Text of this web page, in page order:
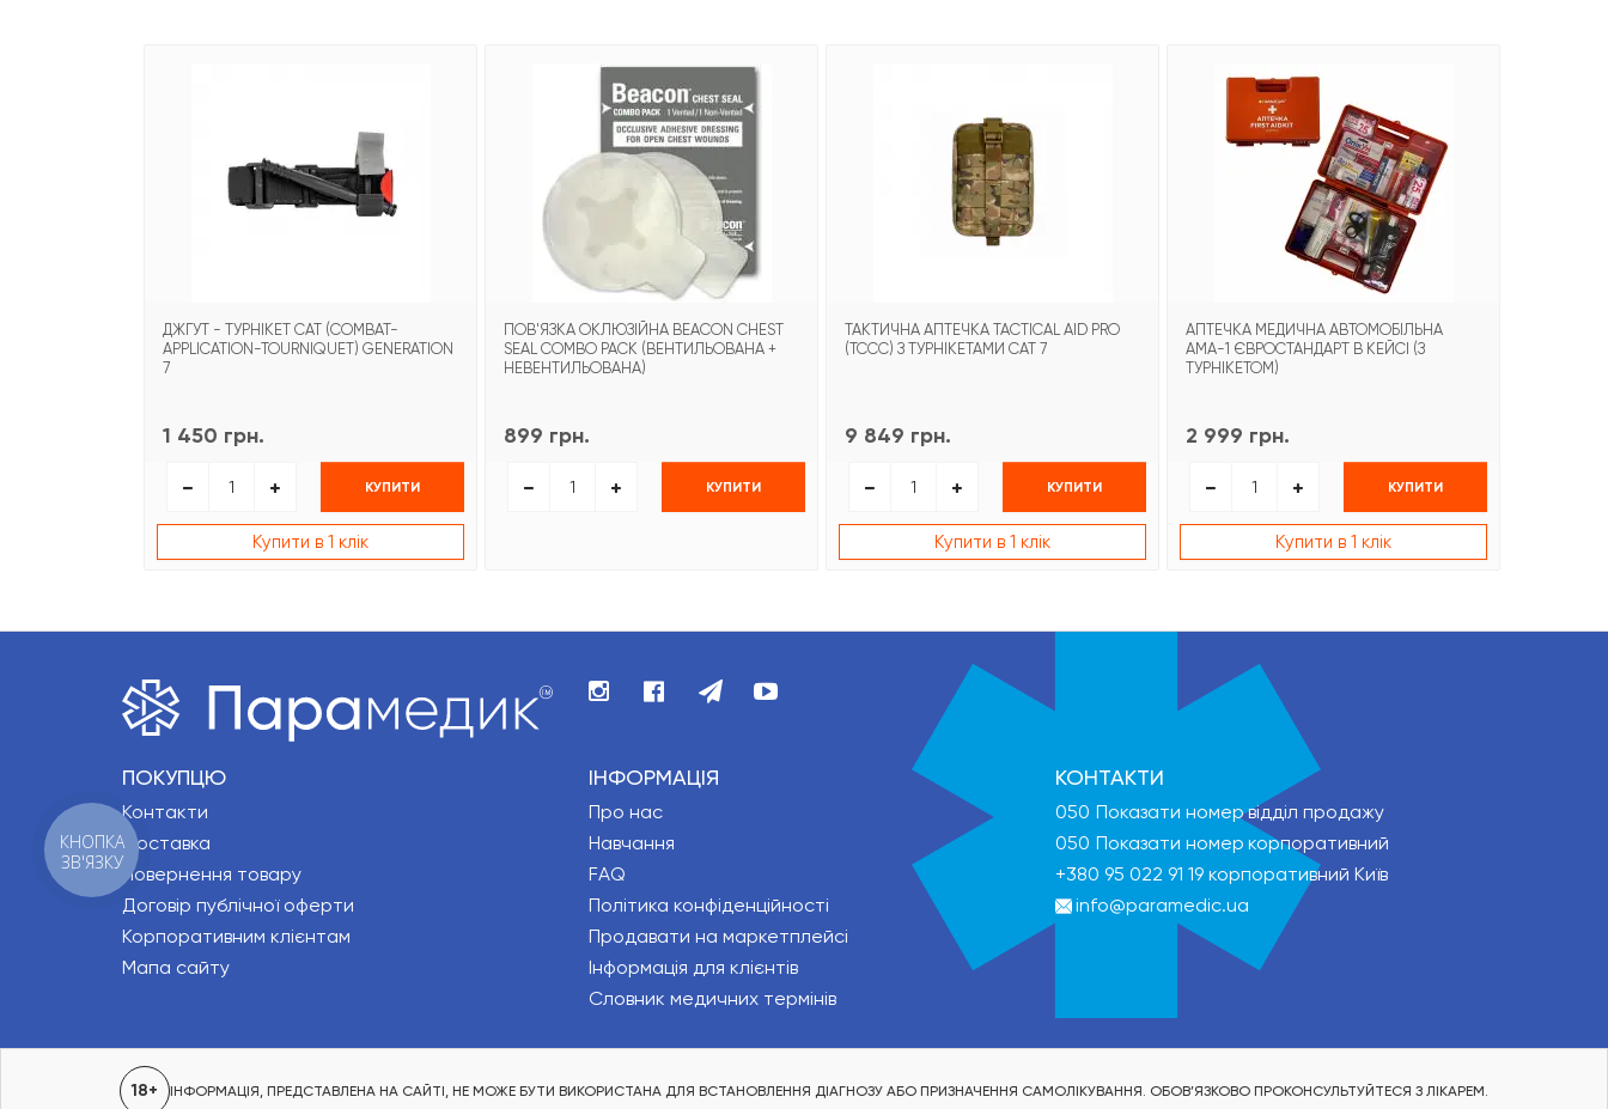
ДЖГУТ - ТУРНІКЕТ CAT (COMBAT-
APPLICATION-TOURNIQUET) GENERATION
7
1 450 грн.
КУПИТИ
Купити в 1 клік
ПОВ'ЯЗКА ОКЛЮЗІЙНА BEACON CHEST
SEAL COMBO PACK (ВЕНТИЛЬОВАНА +
НЕВЕНТИЛЬОВАНА)
899 грн.
КУПИТИ
ТАКТИЧНА АПТЕЧКА TACTICAL AID PRO
(TCCC) З ТУРНІКЕТАМИ CAT 7
9 849 грн.
КУПИТИ
Купити в 1 клік
АПТЕЧКА МЕДИЧНА АВТОМОБІЛЬНА
АМА-1 ЄВРОСТАНДАРТ В КЕЙСІ (З
ТУРНІКЕТОМ)
2 999 грн.
КУПИТИ
Купити в 1 клік
ПОКУПЦЮ
Контакти
Доставка
Повернення товару
Договір публічної оферти
Корпоративним клієнтам
Мапа сайту
ІНФОРМАЦІЯ
Про нас
Навчання
FAQ
Політика конфіденційності
Продавати на маркетплейсі
Інформація для клієнтів
Словник медичних термінів
КОНТАКТИ
050 Показати номервідділ продажу
050 Показати номер корпоративний
+380 95 022 91 19 корпоративний Київ
info@paramedic.ua
18+ ІНФОРМАЦІЯ, ПРЕДСТАВЛЕНА НА САЙТІ, НЕ МОЖЕ БУТИ ВИКОРИСТАНА ДЛЯ ВСТАНОВЛЕННЯ ДІАГНОЗУ АБО ПРИЗНАЧЕННЯ САМОЛІКУВАННЯ. ОБОВ’ЯЗКОВО ПРОКОНСУЛЬТУЙТЕСЯ З ЛІКАРЕМ.
КНОПКА
ЗВ'ЯЗКУ